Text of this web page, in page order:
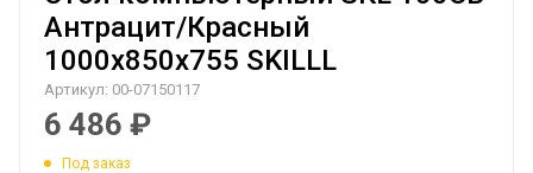
Антрацит/Красный
1000х850х755 SKILLL
Артикул: 00-07150117
6 486 ₽
Под заказ